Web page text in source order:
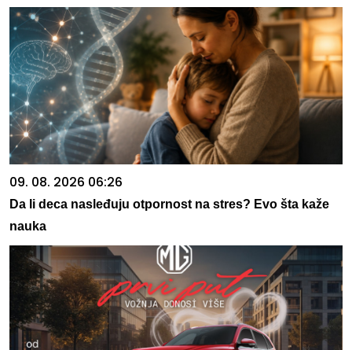
09. 08. 2026 06:26
Da li deca nasleđuju otpornost na stres? Evo šta kaže
nauka